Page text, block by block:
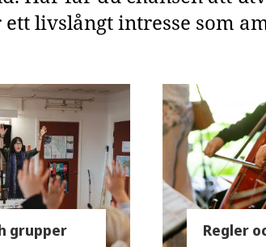
livslångt intresse som
grupper Regler